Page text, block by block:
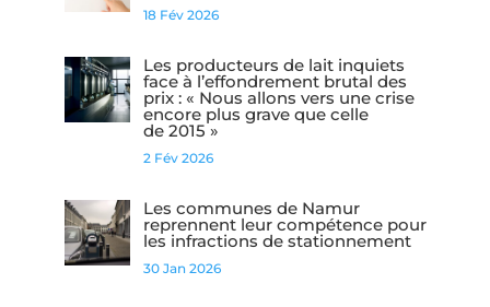
18 Fév 2026
Les producteurs de lait inquiets
face à l’effondrement brutal des
prix : « Nous allons vers une crise
encore plus grave que celle
de 2015 »
2 Fév 2026
Les communes de Namur
reprennent leur compétence pour
les infractions de stationnement
30 Jan 2026